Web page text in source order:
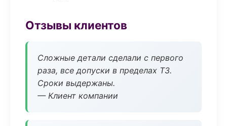
Отзывы клиентов
Сложные детали сделали с первого
раза, все допуски в пределах ТЗ.
Сроки выдержаны.
— Клиент компании